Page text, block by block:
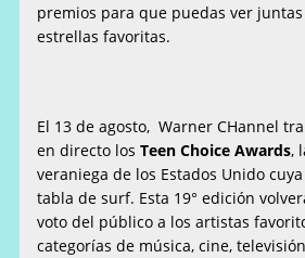
premios para que puedas ver
estrellas favoritas.
El 13 de agosto, Warner CHannel
en directo losTeen Choice Awards,
veraniega de los Estados Unido
tabla de surf. Esta 19° edición
voto del público a los artistas
categorías de música, cine,